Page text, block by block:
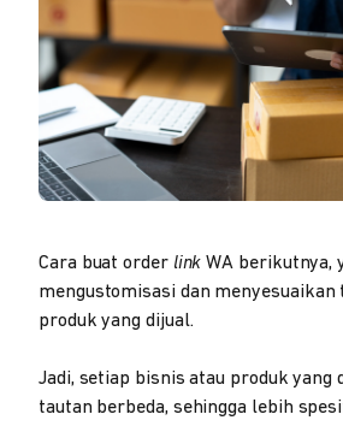
Cara buat order linkWA berikutnya,
mengustomisasi dan
produk yang dijual.
Jadi, setiap bisnis atau produk yang
tautan berbeda, sehingga lebih